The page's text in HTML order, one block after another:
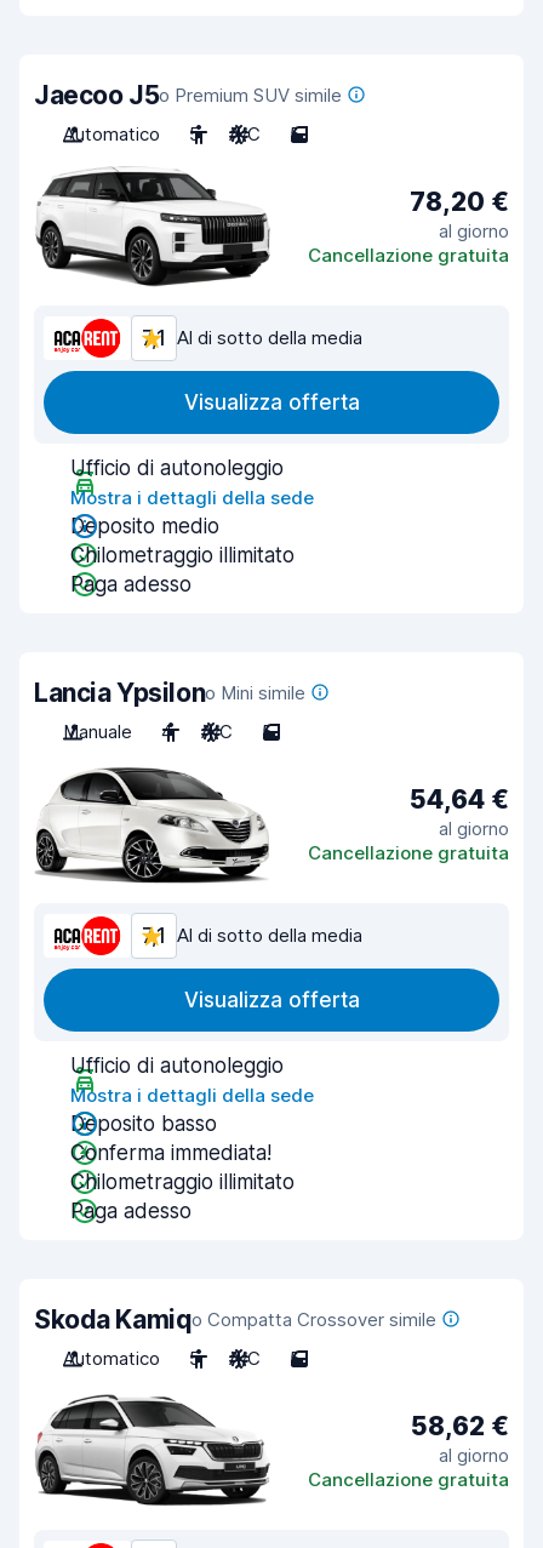
Jaecoo J5o Premium SUV simile
Automatico
5 A/C 5
78,20 €
al giorno
Cancellazione gratuita
7,1 Al di sotto della media
Visualizza offerta
Ufficio di autonoleggio
Mostra i dettagli della sede
Deposito medio
Chilometraggio illimitato
Paga adesso
Lancia Ypsilono Mini simile
Manuale
4 A/C 5
54,64 €
al giorno
Cancellazione gratuita
7,1 Al di sotto della media
Visualizza offerta
Ufficio di autonoleggio
Mostra i dettagli della sede
Deposito basso
Conferma immediata!
Chilometraggio illimitato
Paga adesso
Skoda Kamiqo Compatta Crossover simile
Automatico
5 A/C 5
58,62 €
al giorno
Cancellazione gratuita